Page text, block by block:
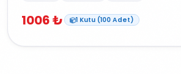
1006 ₺ 1 Kutu (100 Adet)